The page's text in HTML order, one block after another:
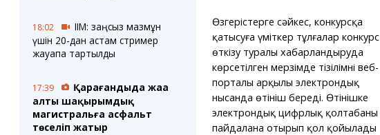
18:02
ІІМ: заңсыз мазмұн
үшін 20-дан астам стример
жауапқа тартылды
17:39
Қарағандыда жаңа
алты шақырымдық
магистральға асфальт
төселіп жатыр
Өзгерістерге сәйкес, конкурсқа
қатысуға үміткер тұлғалар конкурс
өткізу туралы хабарландыруда
көрсетілген мерзімде тізілімнің веб-
порталы арқылы электрондық
нысанда өтініш береді. Өтінішке
электрондық цифрлық қолтаңбаны
пайдалана отырып қол қойылады